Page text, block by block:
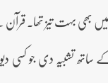
میں بھی بہت تیز تھا۔
تشبیہ دی جو کسی